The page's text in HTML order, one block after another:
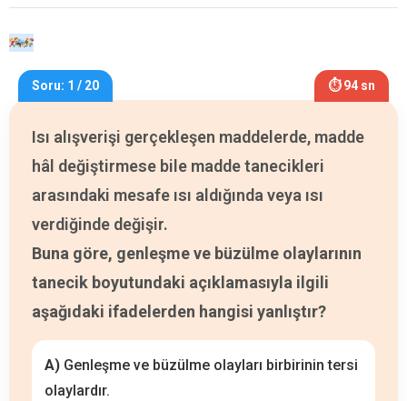
Soru: 1 / 20 ⏱ 94 sn
Isı alışverişi gerçekleşen maddelerde, madde
hâl değiştirmese bile madde tanecikleri
arasındaki mesafe ısı aldığında veya ısı
verdiğinde değişir.
Buna göre, genleşme ve büzülme olaylarının
tanecik boyutundaki açıklamasıyla ilgili
aşağıdaki ifadelerden hangisi yanlıştır?
A) Genleşme ve büzülme olayları birbirinin tersi
olaylardır.